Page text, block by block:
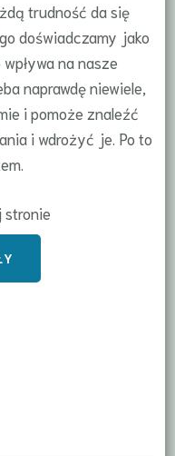
trudność da się
doświadczamy jako
na nasze
naprawdę niewiele,
i pomoże znaleźć
i wdrożyć je. Po to